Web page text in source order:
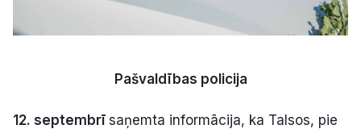
Pašvaldības policija
12. septembrī saņemta informācija, ka Talsos, pie